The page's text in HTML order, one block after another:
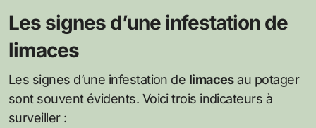
Les signes d’une infestation de
limaces
Les signes d’une infestation de limacesau potager
sont souvent évidents. Voici trois indicateurs à
surveiller :